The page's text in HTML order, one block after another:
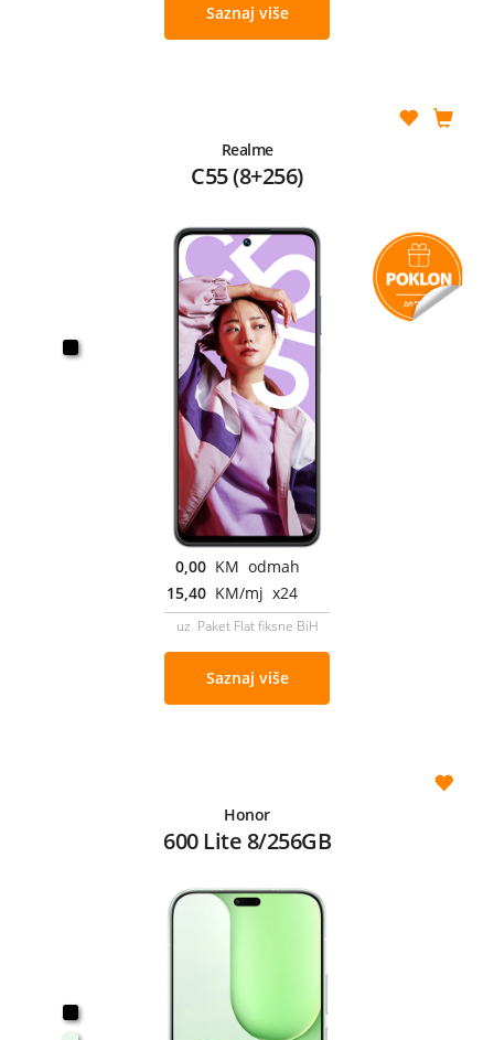
Saznaj više
Realme
C55 (8+256)
0,00 KM odmah
15,40 KM/mj x24
uz Paket Flat fiksne BiH
Saznaj više
Honor
600 Lite 8/256GB